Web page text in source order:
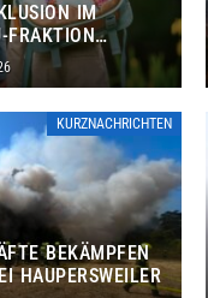
IM
FRAKTION
KURZNACHRICHTEN
BEKÄMPFEN
HAUPERSWEILER